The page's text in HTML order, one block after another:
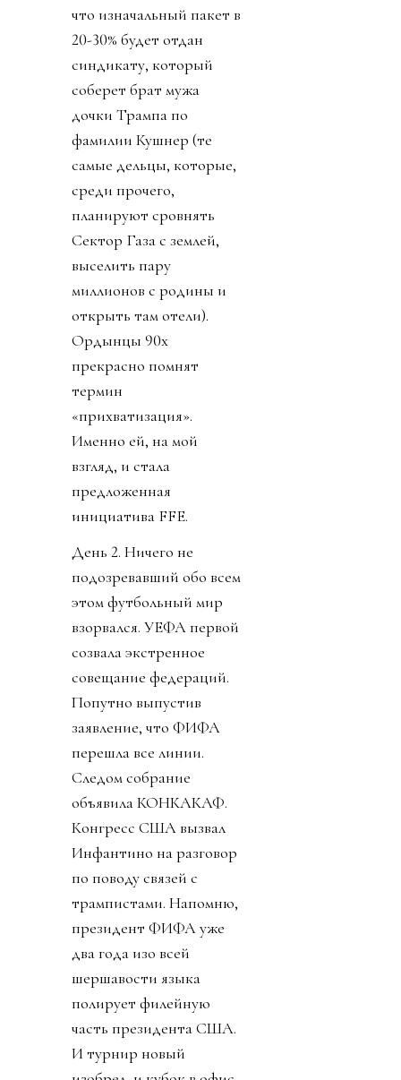
что изначальный пакет в
20-30% будет отдан
синдикату, который
соберет брат мужа
дочки Трампа по
фамилии Кушнер (те
самые дельцы, которые,
среди прочего,
планируют сровнять
Сектор Газа с землей,
выселить пару
миллионов с родины и
открыть там отели).
Ордынцы 90х
прекрасно помнят
термин
«прихватизация».
Именно ей, на мой
взгляд, и стала
предложенная
инициатива FFE.
День 2. Ничего не
подозревавший обо всем
этом футбольный мир
взорвался. УЕФА первой
созвала экстренное
совещание федераций.
Попутно выпустив
заявление, что ФИФА
перешла все линии.
Следом собрание
объявила КОНКАКАФ.
Конгресс США вызвал
Инфантино на разговор
по поводу связей с
трампистами. Напомню,
президент ФИФА уже
два года изо всей
шершавости языка
полирует филейную
часть президента США.
И турнир новый